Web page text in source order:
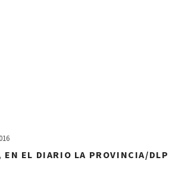
EL DIARIO LA PROVINCIA/DLP